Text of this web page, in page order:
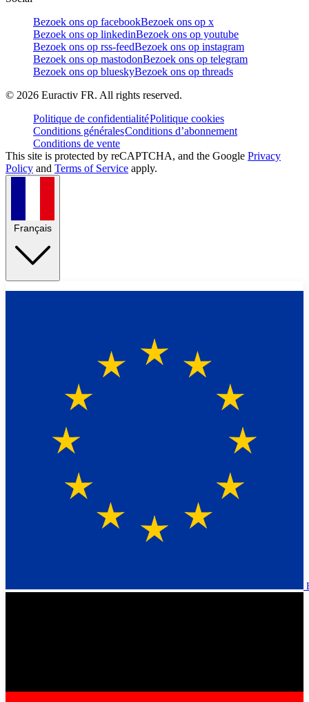
Bezoek ons op facebookBezoek ons op x
Bezoek ons op linkedinBezoek ons op youtube
Bezoek ons op rss-feedBezoek ons op instagram
Bezoek ons op mastodonBezoek ons op telegram
Bezoek ons op blueskyBezoek ons op threads
© 2026 Euractiv FR. All rights reserved.
Politique de confidentialitéPolitique cookies
Conditions généralesConditions d’abonnement
Conditions de vente
This site is protected by reCAPTCHA, and the Google Privacy
Policy and Terms of Service apply.
Français